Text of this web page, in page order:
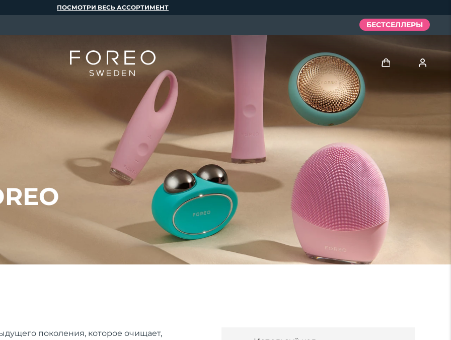
поколения, которое очищает,
ПОСМОТРИ ВЕСЬ АССОРТИМЕНТ
БЕСТСЕЛЛЕРЫ
Войти
Профиль пользователя
Мои приборы
Мои адреса
Мои подписки